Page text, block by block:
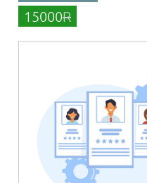
15000R